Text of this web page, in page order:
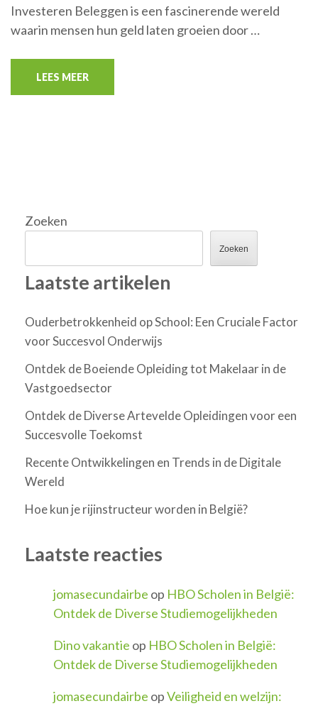
Investeren Beleggen is een fascinerende wereld
waarin mensen hun geld laten groeien door …
LEES MEER
Zoeken
Zoeken
Laatste artikelen
Ouderbetrokkenheid op School: Een Cruciale Factor
voor Succesvol Onderwijs
Ontdek de Boeiende Opleiding tot Makelaar in de
Vastgoedsector
Ontdek de Diverse Artevelde Opleidingen voor een
Succesvolle Toekomst
Recente Ontwikkelingen en Trends in de Digitale
Wereld
Hoe kun je rijinstructeur worden in België?
Laatste reacties
jomasecundairbe op HBO Scholen in België:
Ontdek de Diverse Studiemogelijkheden
Dino vakantie op HBO Scholen in België:
Ontdek de Diverse Studiemogelijkheden
jomasecundairbe opVeiligheid en welzijn: